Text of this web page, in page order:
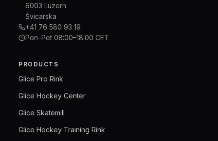
6003 Luzern
Švicarska
+41 76 580 93 19
Pon–Pet 08:00–18:00 CET
PRODUCTS
Glice Pro Rink
Glice Hockey Center
Glice Skatemill
Glice Hockey Training Rink